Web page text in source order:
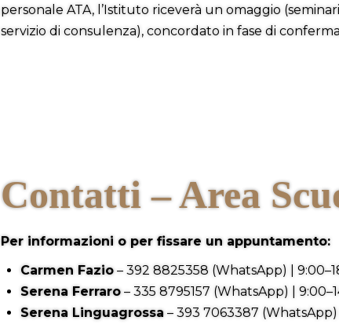
personale ATA, l’Istituto riceverà un omaggio
servizio di consulenza), concordato in fase di
Contatti – Area
Per informazioni o per fissare un appuntamento:
Carmen Fazio– 392 8825358 (WhatsApp) |
Serena Ferraro– 335 8795157 (WhatsApp) |
Serena Linguagrossa– 393 7063387 (WhatsApp)